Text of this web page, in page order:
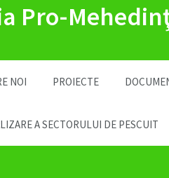
Pro-
NOI PROIECTE
A SECTORULUI DE PESCUIT